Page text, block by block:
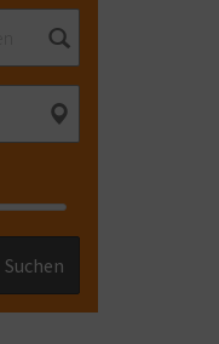
Suchen